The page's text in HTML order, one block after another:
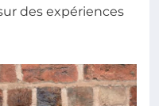
des expériences